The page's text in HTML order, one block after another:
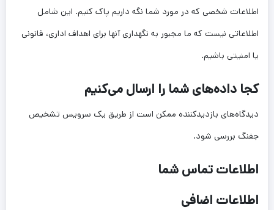
اطلاعات شخصی که در مورد شما نگه داریم پاک کنیم. این شامل
اطلاعاتی نیست که ما مجبور به نگهداری آنها برای اهداف اداری، قانونی
یا امنیتی باشیم.
کجا داده‌های شما را ارسال می‌کنیم
دیدگاه‌های بازدیدکننده ممکن است از طریق یک سرویس تشخیص
جفنگ بررسی شود.
اطلاعات تماس شما
اطلاعات اضافی